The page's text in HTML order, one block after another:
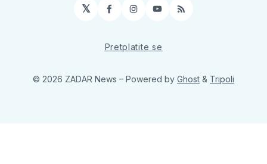
𝕏 Facebook
Instagram
YouTube
RSS
Pretplatite se
© 2026 ZADAR News – Powered by Ghost & Tripoli